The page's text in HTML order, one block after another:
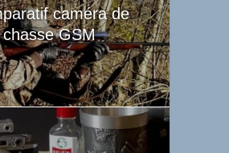
caméra de
chasse GSM